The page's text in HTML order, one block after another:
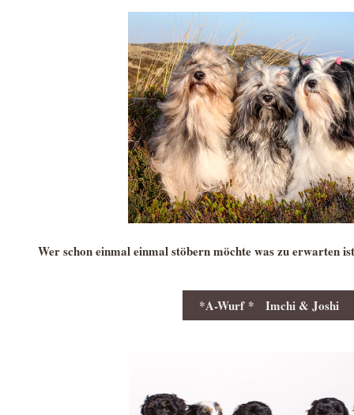
Wer schon einmal einmal stöbern möchte was zu erwarten
*A-Wurf * Imchi & Joshi